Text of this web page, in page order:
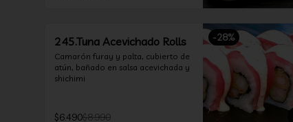
-28%
245.Tuna Acevichado Rolls
Camarón furay y palta, cubierto de
atún, bañado en salsa acevichada y
shichimi
$6.490$8.990